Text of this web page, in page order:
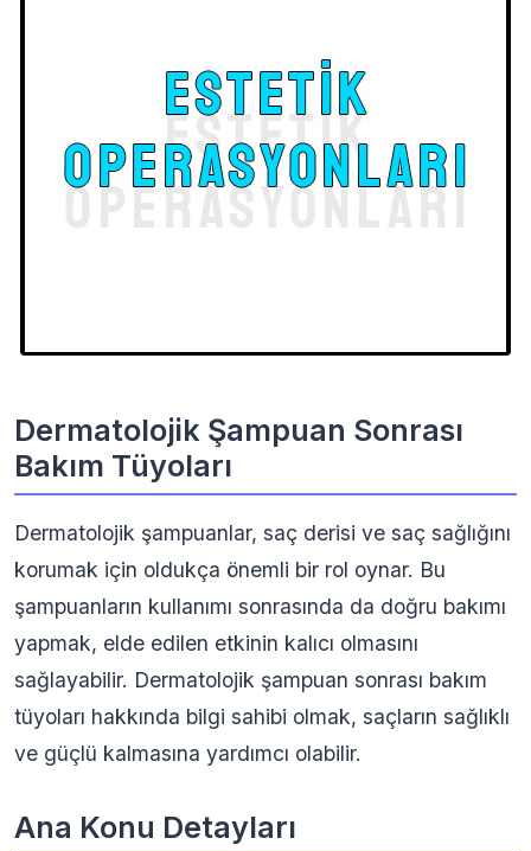
Dermatolojik Şampuan Sonrası
Bakım Tüyoları
Dermatolojik şampuanlar, saç derisi ve saç sağlığını
korumak için oldukça önemli bir rol oynar. Bu
şampuanların kullanımı sonrasında da doğru bakımı
yapmak, elde edilen etkinin kalıcı olmasını
sağlayabilir. Dermatolojik şampuan sonrası bakım
tüyoları hakkında bilgi sahibi olmak, saçların sağlıklı
ve güçlü kalmasına yardımcı olabilir.
Ana Konu Detayları